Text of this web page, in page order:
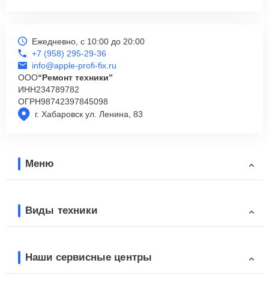
г. Хабаровск ул. Ленина, 83
Ежедневно, с 10:00 до 20:00
+7 (958) 295-29-36
info@apple-profi-fix.ru
ООО“Ремонт техники”
ИНН234789782
ОГРН98742397845098
Меню
Виды техники
Наши сервисные центры